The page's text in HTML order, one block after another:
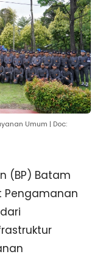
Umum | Doc:
(BP) Batam
Pengamanan